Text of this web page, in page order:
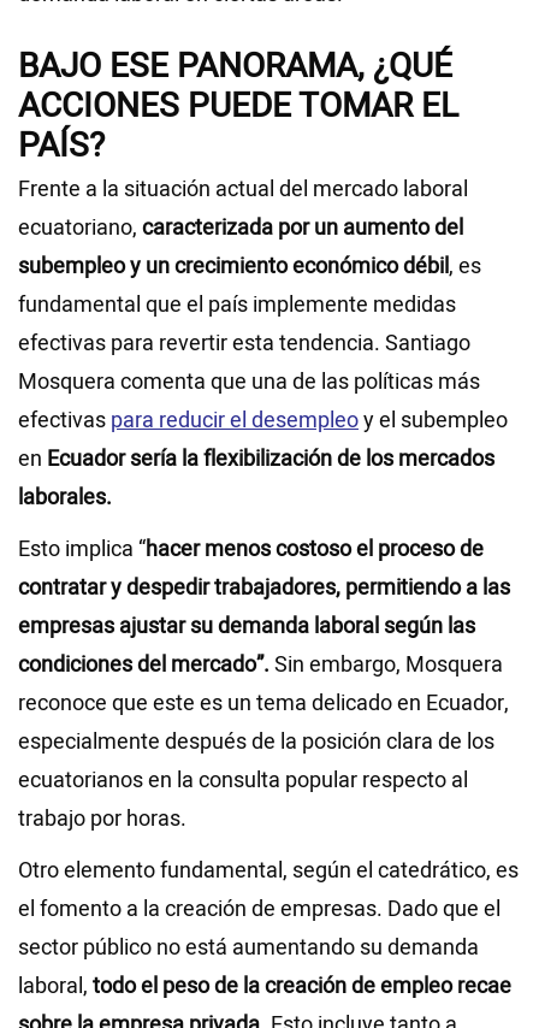
BAJO ESE PANORAMA, ¿QUÉ
ACCIONES PUEDE TOMAR EL
PAÍS?
Frente a la situación actual del mercado laboral
ecuatoriano, caracterizada por un aumento del
subempleo y un crecimiento económico débil, es
fundamental que el país implemente medidas
efectivas para revertir esta tendencia. Santiago
Mosquera comenta que una de las políticas más
efectivas para reducir el desempleoy el subempleo
en Ecuador sería la flexibilización de los mercados
laborales.
Esto implica “hacer menos costoso el proceso de
contratar y despedir trabajadores, permitiendo a las
empresas ajustar su demanda laboral según las
condiciones del mercado”. Sin embargo, Mosquera
reconoce que este es un tema delicado en Ecuador,
especialmente después de la posición clara de los
ecuatorianos en la consulta popular respecto al
trabajo por horas.
Otro elemento fundamental, según el catedrático, es
el fomento a la creación de empresas. Dado que el
sector público no está aumentando su demanda
laboral, todo el peso de la creación de empleo recae